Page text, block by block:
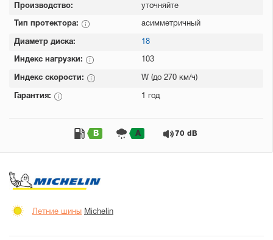
Производство: уточняйте
Тип протектора: асимметричный
Диаметр диска: 18
Индекс нагрузки: 103
Индекс скорости: W (до 270 км/ч)
Гарантия: 1 год
B A 70 dB
Летние шины Michelin